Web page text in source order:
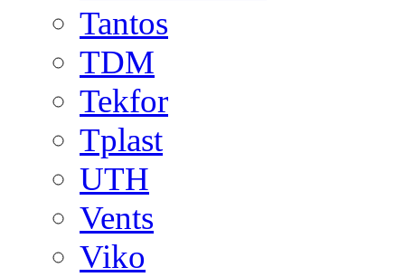
Tantos
TDM
Tekfor
Tplast
UTH
Vents
Viko